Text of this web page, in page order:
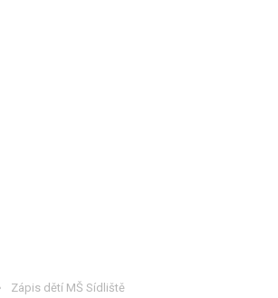
Zápis dětí MŠ Sídliště